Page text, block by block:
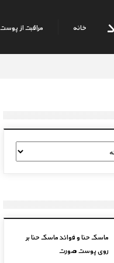
خانه مراقبت از پوست
ماسک حنا و فوائد ماسک حنا بر
روی پوست صورت